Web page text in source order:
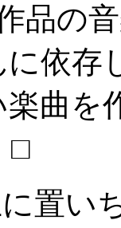
品の
依存
曲を
□
置い